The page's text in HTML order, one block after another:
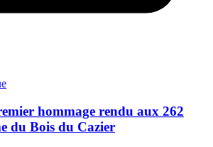
hommage rendu aux 262
du Bois du Cazier